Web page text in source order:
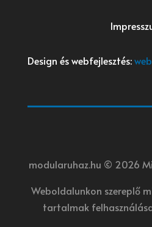
Design és webfejlesztés:
modularuhaz.hu © 2026
Weboldalunkon szereplő
tartalmak